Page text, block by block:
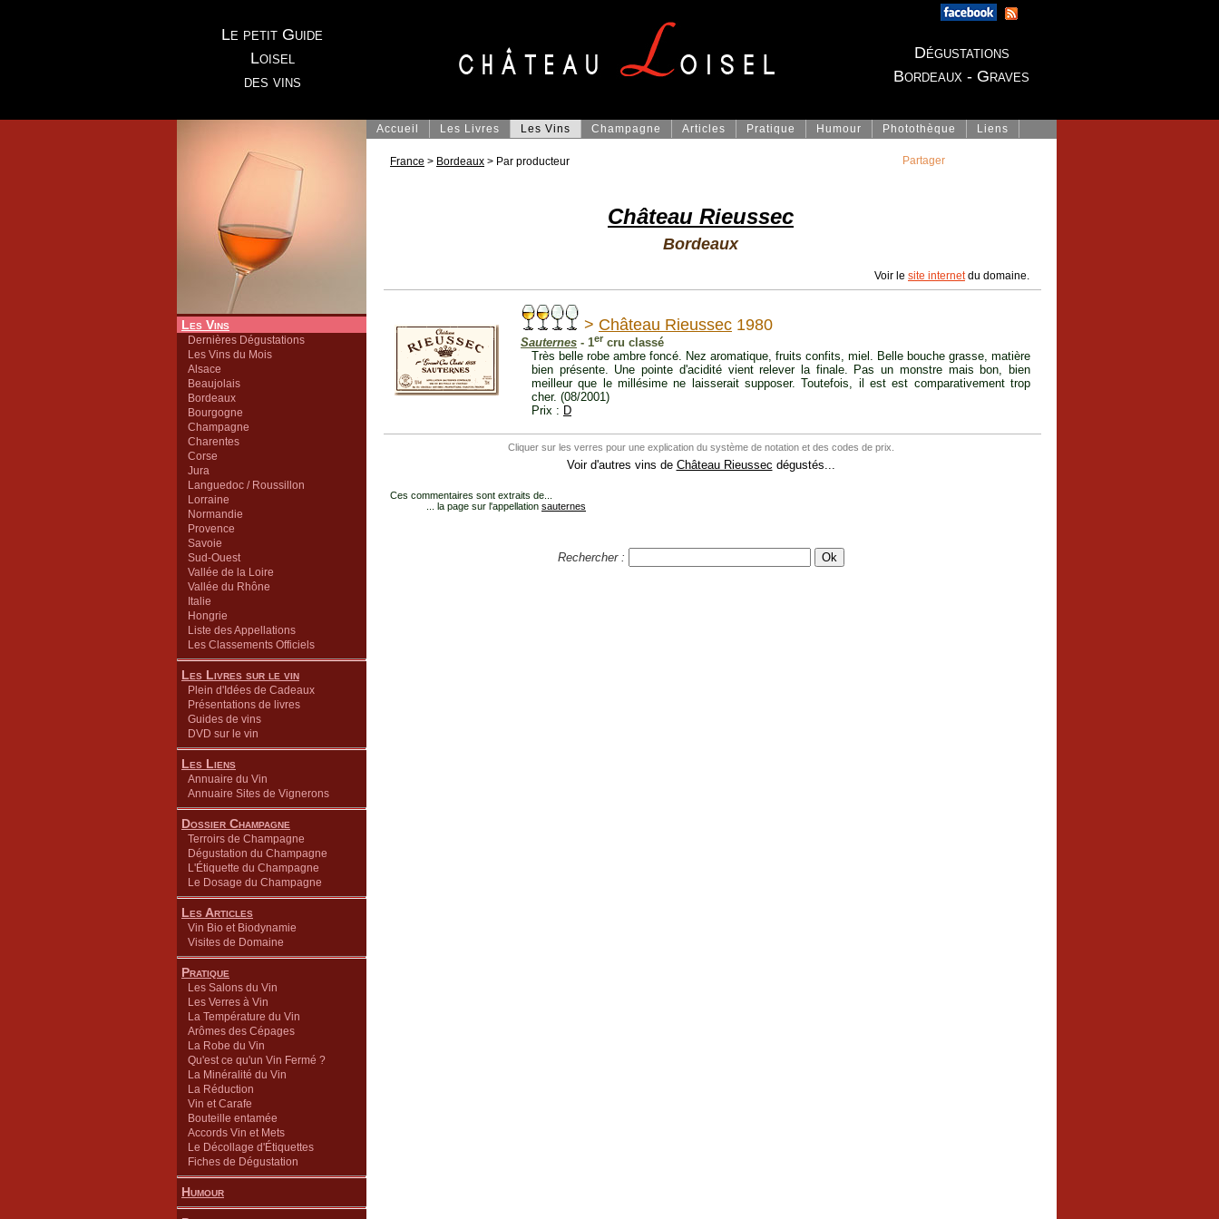
Le petit Guide
Loisel
des vins
Dégustations
Bordeaux - Graves
Les Vins
Dernières Dégustations
Les Vins du Mois
Alsace
Beaujolais
Bordeaux
Bourgogne
Champagne
Charentes
Corse
Jura
Languedoc / Roussillon
Lorraine
Normandie
Provence
Savoie
Sud-Ouest
Vallée de la Loire
Vallée du Rhône
Italie
Hongrie
Liste des Appellations
Les Classements Officiels
Les Livres sur le vin
Plein d'Idées de Cadeaux
Présentations de livres
Guides de vins
DVD sur le vin
Les Liens
Annuaire du Vin
Annuaire Sites de Vignerons
Dossier Champagne
Terroirs de Champagne
Dégustation du Champagne
L'Étiquette du Champagne
Le Dosage du Champagne
Les Articles
Vin Bio et Biodynamie
Visites de Domaine
Pratique
Les Salons du Vin
Les Verres à Vin
La Température du Vin
Arômes des Cépages
La Robe du Vin
Qu'est ce qu'un Vin Fermé ?
La Minéralité du Vin
La Réduction
Vin et Carafe
Bouteille entamée
Accords Vin et Mets
Le Décollage d'Étiquettes
Fiches de Dégustation
Humour
Accueil Les Livres Les Vins Champagne Articles Pratique Humour Photothèque Liens
France > Bordeaux > Par producteur
Château Rieussec
Bordeaux
Voir le site internetdu domaine.
> Château Rieussec 1980
Sauternes - 1er cru classé
Très belle robe ambre foncé. Nez aromatique, fruits confits, miel. Belle bouche grasse, matière
bien présente. Une pointe d'acidité vient relever la finale. Pas un monstre mais bon, bien
meilleur que le millésime ne laisserait supposer. Toutefois, il est est comparativement trop
cher. (08/2001)
Prix : D
Cliquer sur les verres pour une explication du système de notation et des codes de prix.
Voir d'autres vins de Château Rieussec dégustés...
Ces commentaires sont extraits de...
... la page sur l'appellation sauternes
Rechercher :
Partager